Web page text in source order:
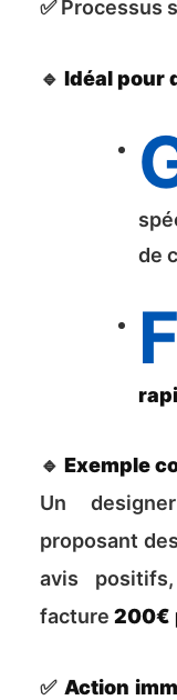
✅ Processus
🔹 Idéal pour
de
F
🔹 Exemple
Un
proposant
avis
facture 200€
✅ Action